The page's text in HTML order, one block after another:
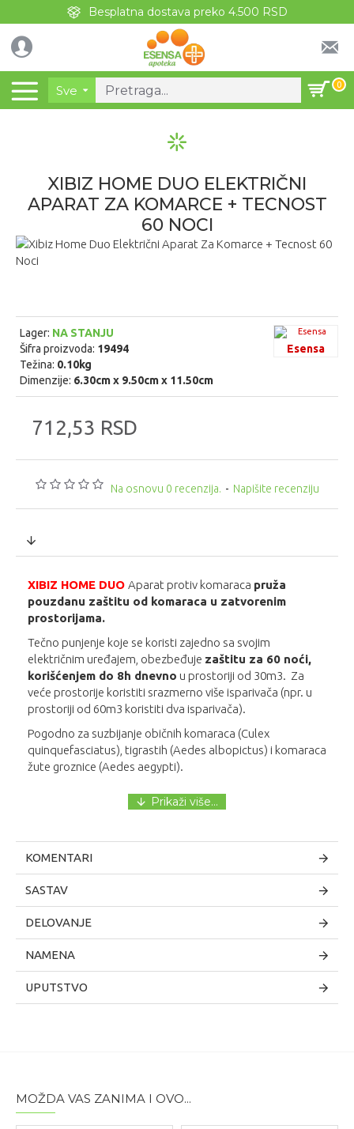
Besplatna dostava preko 4.500 RSD
Sve 0
XIBIZ HOME DUO ELEKTRIČNI
APARAT ZA KOMARCE + TECNOST
60 NOCI
Na osnovu 0 recenzija. - Napišite recenziju
712,53 RSD
Lager: NA STANJU
Šifra proizvoda: 19494
Težina: 0.10kg
Dimenzije: 6.30cm x 9.50cm x 11.50cm
Esensa
XIBIZ HOME DUO Aparat protiv komaraca pruža
pouzdanu zaštitu od komaraca u zatvorenim
prostorijama.
Tečno punjenje koje se koristi zajedno sa svojim
električnim uređajem, obezbeđuje zaštitu za 60 noći,
korišćenjem do 8h dnevno u prostoriji od 30m3. Za
veće prostorije koristiti srazmerno više isparivača (npr. u
prostoriji od 60m3 koristiti dva isparivača).
Pogodno za suzbijanje običnih komaraca (Culex
quinquefasciatus), tigrastih (Aedes albopictus) i komaraca
žute groznice (Aedes aegypti).
KOMENTARI
SASTAV
DELOVANJE
NAMENA
UPUTSTVO
MOŽDA VAS ZANIMA I OVO...